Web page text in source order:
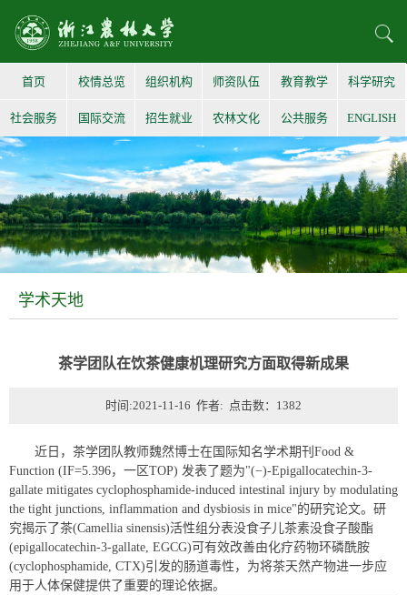
首页 校情总览 组织机构 师资队伍 教育教学 科学研究
社会服务 国际交流 招生就业 农林文化 公共服务 ENGLISH
学术天地
茶学团队在饮茶健康机理研究方面取得新成果
时间:2021-11-16 作者: 点击数： 1382
近日，茶学团队教师魏然博士在国际知名学术期刊Food &
Function (IF=5.396，一区TOP) 发表了题为"(−)-Epigallocatechin-3-
gallate mitigates cyclophosphamide-induced intestinal injury by modulating
the tight junctions, inflammation and dysbiosis in mice"的研究论文。研
究揭示了茶(Camellia sinensis)活性组分表没食子儿茶素没食子酸酯
(epigallocatechin-3-gallate, EGCG)可有效改善由化疗药物环磷酰胺
(cyclophosphamide, CTX)引发的肠道毒性，为将茶天然产物进一步应
用于人体保健提供了重要的理论依据。